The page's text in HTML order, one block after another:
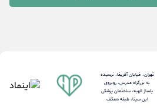
تهران، خیابان آفریقا، نرسیده
به بزرگراه مدرس، روبروی
پاساژ الهیه، ساختمان پزشکی
ابن سینا، طبقه همکف